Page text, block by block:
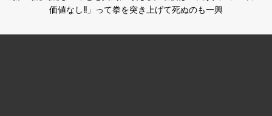
価値なし!!」って拳を突き上げて死ぬのも一興